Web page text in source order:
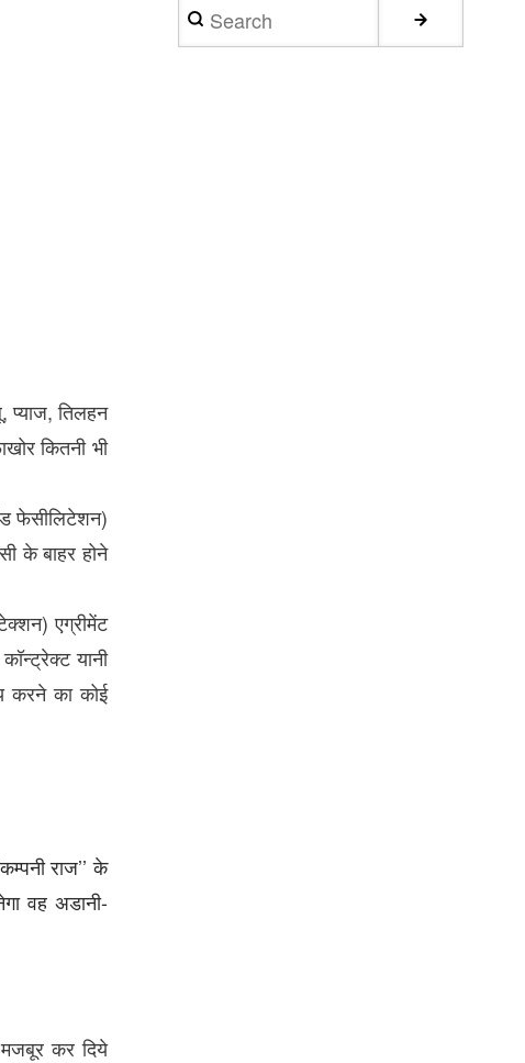
तिलहन
कितनी भी
फेसीलिटेशन)
के बाहर होने
एग्रीमेंट
यानी
करने का कोई
राज’’ के
वह अडानी-
मजबूर कर दिये
Search